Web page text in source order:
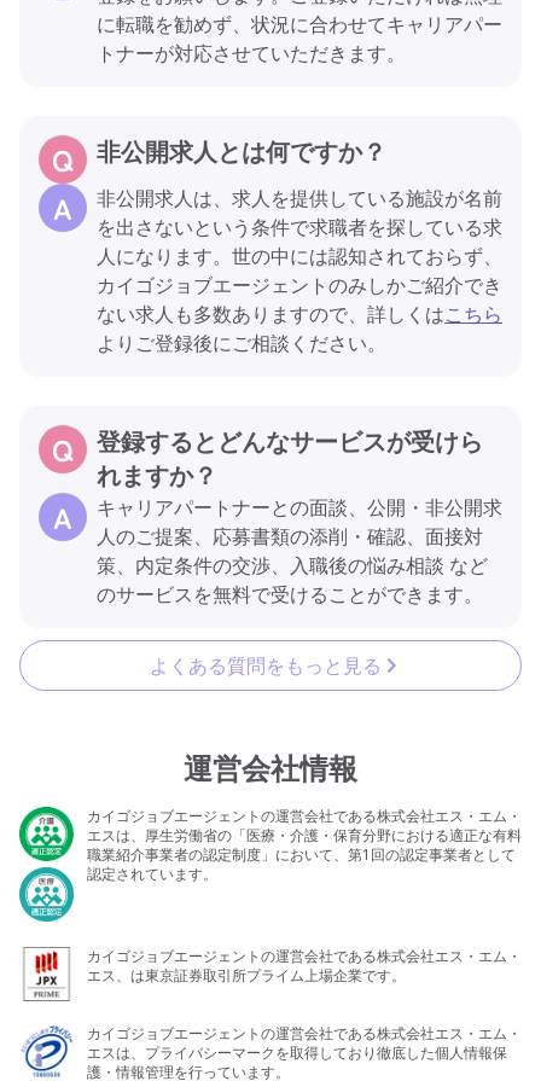
に転職を勧めず、状況に合わせてキャリアパー
トナーが対応させていただきます。
非公開求人とは何ですか？
非公開求人は、求人を提供している施設が名前
を出さないという条件で求職者を探している求
人になります。世の中には認知されておらず、
カイゴジョブエージェントのみしかご紹介でき
ない求人も多数ありますので、詳しくはこちら
よりご登録後にご相談ください。
登録するとどんなサービスが受けら
れますか？
キャリアパートナーとの面談、公開・非公開求
人のご提案、応募書類の添削・確認、面接対
策、内定条件の交渉、入職後の悩み相談 など
のサービスを無料で受けることができます。
よくある質問をもっと見る
運営会社情報
カイゴジョブエージェントの運営会社である株式会社エス・エム・
エスは、厚生労働省の「医療・介護・保育分野における適正な有料
職業紹介事業者の認定制度」において、第1回の認定事業者として
認定されています。
カイゴジョブエージェントの運営会社である株式会社エス・エム・
エス、は東京証券取引所プライム上場企業です。
カイゴジョブエージェントの運営会社である株式会社エス・エム・
エスは、プライバシーマークを取得しており徹底した個人情報保
護・情報管理を行っています。